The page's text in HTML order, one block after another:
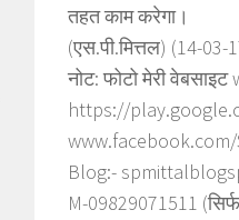
तहत काम करेगा।
(एस.पी.मित्तल) (14-03-
नोट: फोटो मेरी
https://
Blog:-
M-09829071511